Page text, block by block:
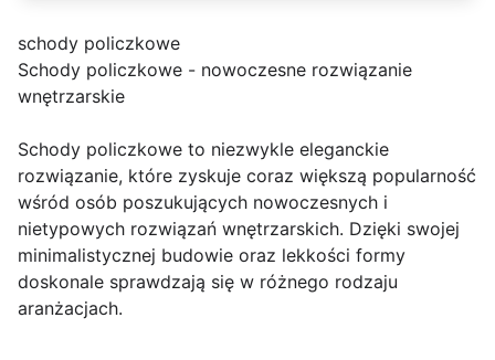
schody policzkowe
Schody policzkowe - nowoczesne rozwiązanie
wnętrzarskie
Schody policzkowe to niezwykle eleganckie
rozwiązanie, które zyskuje coraz większą popularność
wśród osób poszukujących nowoczesnych i
nietypowych rozwiązań wnętrzarskich. Dzięki swojej
minimalistycznej budowie oraz lekkości formy
doskonale sprawdzają się w różnego rodzaju
aranżacjach.